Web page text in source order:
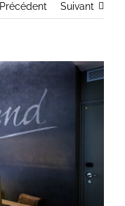
Précédent Suivant